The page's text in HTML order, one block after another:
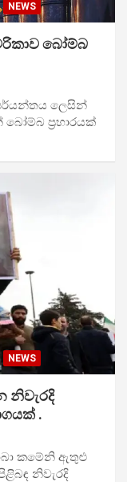
NEWS
බෝම්බ
ලෙසින්
ප්‍රහාරයක්
NEWS
නිවැරදි
.
කමේනි ඇතුළු
නිවැරදි